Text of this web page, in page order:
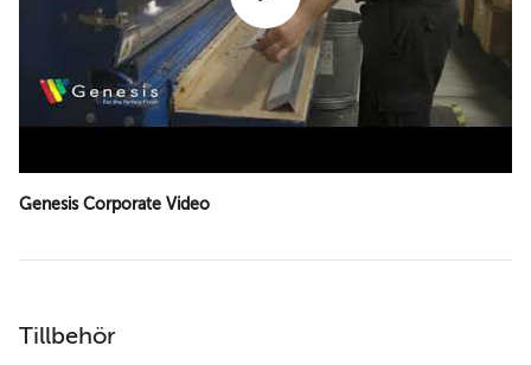
Genesis Corporate Video
Tillbehör